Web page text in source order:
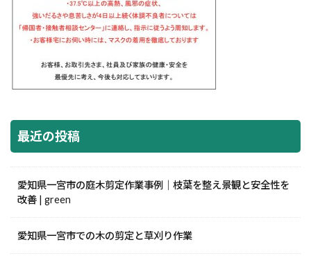
最近の投稿
愛知県一宮市の庭木剪定作業事例｜枝葉を整え景観と安全性を
改善 | green
愛知県一宮市での木の剪定と草刈り作業